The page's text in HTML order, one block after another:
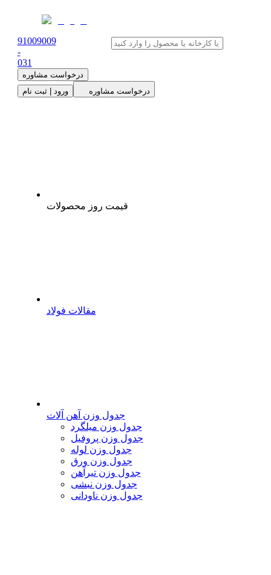
91009009
-
031
درخواست مشاوره
ورود | ثبت نام
درخواست مشاوره
قیمت روز محصولات
مقالات فولاد
جدول وزن آهن آلات
جدول وزن میلگرد
جدول وزن پروفیل
جدول وزن لوله
جدول وزن ورق
جدول وزن تیرآهن
جدول وزن نبشی
جدول وزن ناودانی